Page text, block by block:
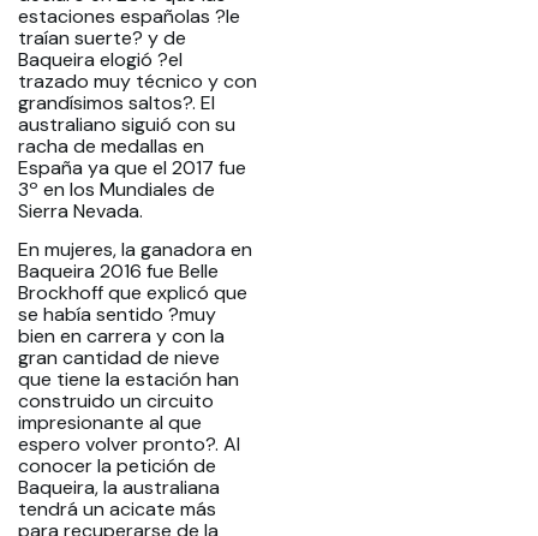
estaciones españolas ?le
traían suerte? y de
Baqueira elogió ?el
trazado muy técnico y con
grandísimos saltos?. El
australiano siguió con su
racha de medallas en
España ya que el 2017 fue
3º en los Mundiales de
Sierra Nevada.
En mujeres, la ganadora en
Baqueira 2016 fue Belle
Brockhoff que explicó que
se había sentido ?muy
bien en carrera y con la
gran cantidad de nieve
que tiene la estación han
construido un circuito
impresionante al que
espero volver pronto?. Al
conocer la petición de
Baqueira, la australiana
tendrá un acicate más